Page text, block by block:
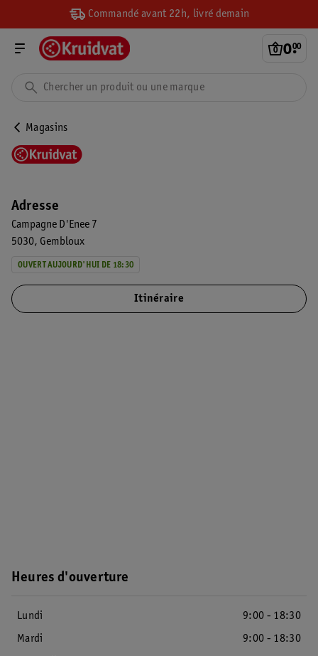
Commandé avant 22h, livré demain
0.
00
Magasins
Adresse
Campagne D'Enee 7
5030 Gembloux
OUVERT AUJOURD'HUI DE 18:30
Itinéraire
Heures d'ouverture
Lundi
9:00 - 18:30
Mardi
9:00 - 18:30